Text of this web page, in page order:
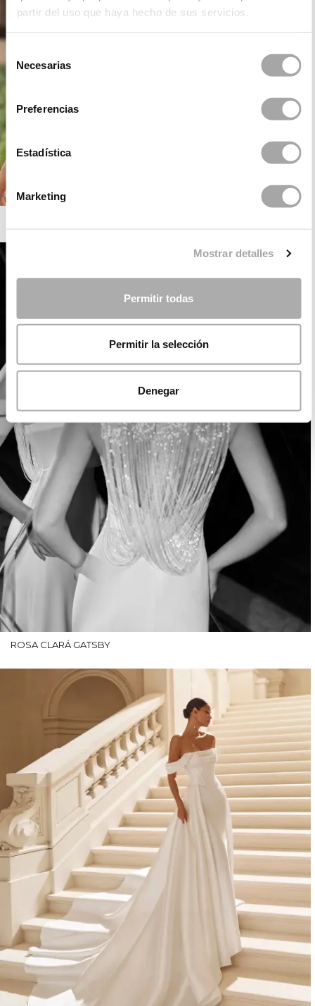
partir del uso que haya hecho de sus servicios.
de Necesarias
Preferencias
Estadística
Marketing
Mostrar detalles
Permitir todas
Permitir la selección
Denegar
ROSA CLARÁ GATSBY